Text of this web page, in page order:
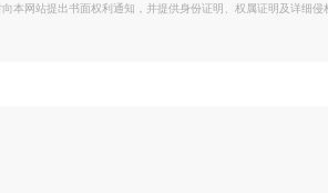
本网站提出书面权利通知，并提供身份证明、权属证明及详细